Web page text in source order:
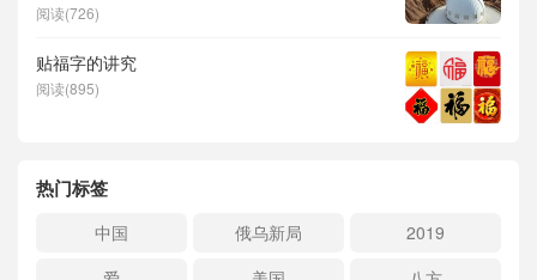
阅读(726)
贴福字的讲究
阅读(895)
热门标签
中国 俄乌新局
2019